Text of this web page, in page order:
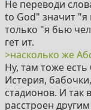
Не переводи
to God" значит
только "я бью
гет ит.
>насколько же
Ну, там тоже
Истерия,
стадионов. И так
расстроен